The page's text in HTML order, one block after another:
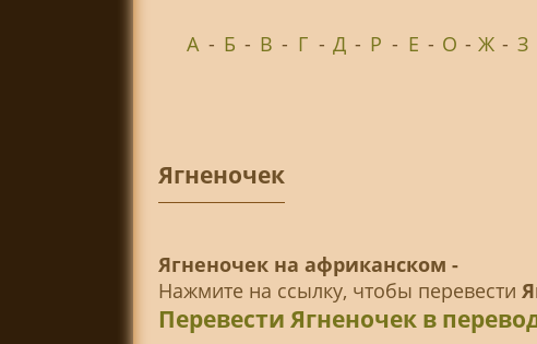
А - Б - В - Г - Д - Р - Е - О - Ж - З
Ягненочек
Ягненочек на африканском -
Нажмите на ссылку, чтобы перевести
Перевести Ягненочек в